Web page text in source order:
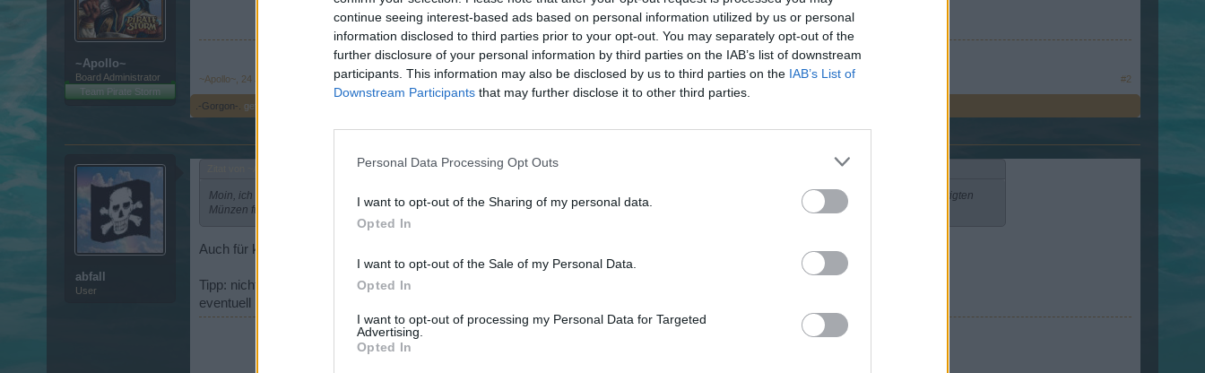
continue seeing interest-based ads based on personal information utilized by us or personal
information disclosed to third parties prior to your opt-out. You may separately opt-out of the
further disclosure of your personal information by third parties on the IAB’s list of downstream
participants. This information may also be disclosed by us to third parties on the IAB’s List of
Downstream Participants that may further disclose it to other third parties.
Personal Data Processing Opt Outs
I want to opt-out of the Sharing of my personal data.
Opted In
I want to opt-out of the Sale of my Personal Data.
Opted In
I want to opt-out of processing my Personal Data for Targeted
Advertising.
Opted In
~Apollo~
Board Administrator
Team Pirate Storm
~Apollo~ 24 Januar 2017 #2
.-Gorgon-. gefällt dies.
abfall
User
Moin, ich weiß nicht, ob es vielleicht nur mir als kleinem Spieler auffällt, aber es ist bei dem Schlachtfeld als relativ kleiner Spieler nicht möglich die benötigten
Münzen für das Schlachtfeld zuerhalten,...
Auch für kleine gibt es Mittel und Wege an die Münzen zu kommen....
Tipp: nicht nach vorne fahren, sondern hinten auf Schiffe ballern,
eventuell mit Eisen oder Stahl, da SF sehr kurz, braucht man auch nicht allzuviel Muni....
Forumsaktivität im Januar 2018 Eingestellt. Einfach Sinnlos was zu schreiben !